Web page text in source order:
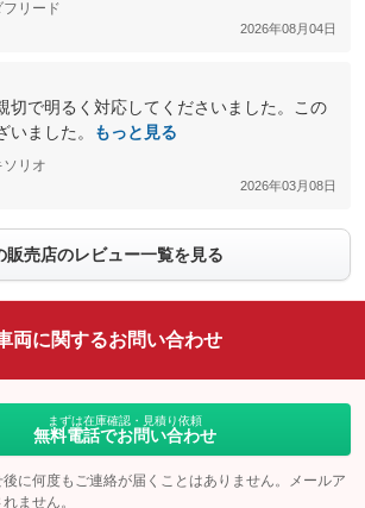
リード
2026年08月04日
切で明るく対応してくださいました。この
いました。
もっと見る
リオ
2026年03月08日
販売店のレビュー一覧を見る
両に関するお問い合わせ
まずは在庫確認・見積り依頼
無料電話でお問い合わせ
に何度もご連絡が届くことはありません。メールア
ません。